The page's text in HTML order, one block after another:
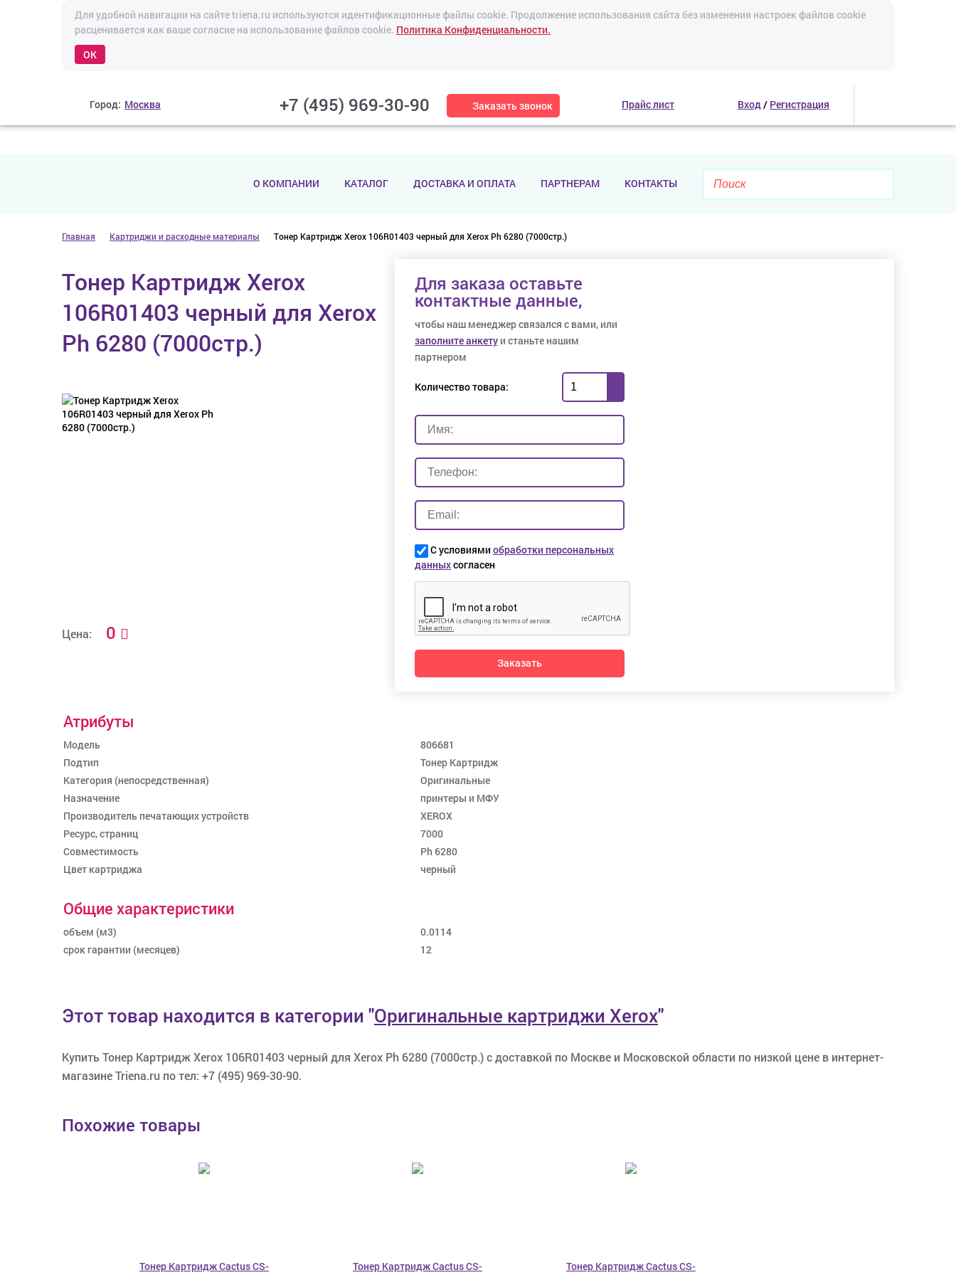
Для удобной навигации на сайте triena.ru используются идентификационные файлы cookie. Продолжение использования сайта без изменения настроек файлов cookie
расценивается как ваше согласие на использование файлов cookie. Политика Конфиденциальности.
OK
Город: Москва +7 (495) 969-30-90 Заказать звонок Прайс лист Вход/ Регистрация
О КОМПАНИИ КАТАЛОГ ДОСТАВКА И ОПЛАТА ПАРТНЕРАМ КОНТАКТЫ
Главная Картриджи и расходные материалы Тонер Картридж Xerox 106R01403 черный для Xerox Ph 6280 (7000стр.)
Тонер Картридж Xerox
106R01403 черный для Xerox
Ph 6280 (7000стр.)
Цена: 0
Для заказа оставьте
контактные данные,
чтобы наш менеджер связался с вами, или
заполните анкету и станьте нашим
партнером
Количество товара:
С условиями обработки персональных
данныхсогласен
Заказать
Атрибуты
Модель
806681
Подтип
Тонер Картридж
Категория (непосредственная)
Оригинальные
Назначение
принтеры и МФУ
Производитель печатающих устройств
XEROX
Ресурс, страниц
7000
Совместимость
Ph 6280
Цвет картриджа
черный
Общие характеристики
объем (м3)
0.0114
срок гарантии (месяцев)
12
Этот товар находится в категории "Оригинальные картриджи Xerox"
Купить Тонер Картридж Xerox 106R01403 черный для Xerox Ph 6280 (7000стр.) с доставкой по Москве и Московской области по низкой цене в интернет-
магазине Triena.ru по тел: +7 (495) 969-30-90.
Похожие товары
Тонер Картридж Cactus CS-
Тонер Картридж Cactus CS-
Тонер Картридж Cactus CS-